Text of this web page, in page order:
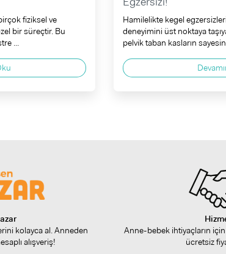
fiziksel ve
bir süreçtir. Bu
...
Hamilelikte kegel
deneyimini üst noktaya
pelvik taban kasların
kolayca al. Anneden
alışveriş!
Anne-bebek ihtiyaçların
ücretsiz